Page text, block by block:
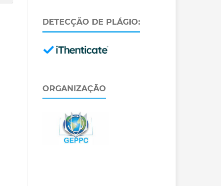
DETECÇÃO DE PLÁGIO:
ORGANIZAÇÃO